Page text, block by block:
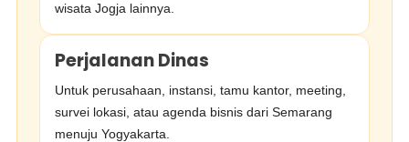
wisata Jogja lainnya.
Perjalanan Dinas
Untuk perusahaan, instansi, tamu kantor, meeting,
survei lokasi, atau agenda bisnis dari Semarang
menuju Yogyakarta.